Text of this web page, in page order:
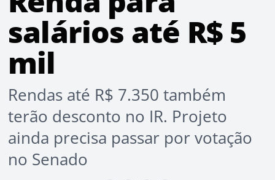
salários até R$ 5
mil
Rendas até R$ 7.350 também
terão desconto no IR. Projeto
ainda precisa passar por votação
no Senado